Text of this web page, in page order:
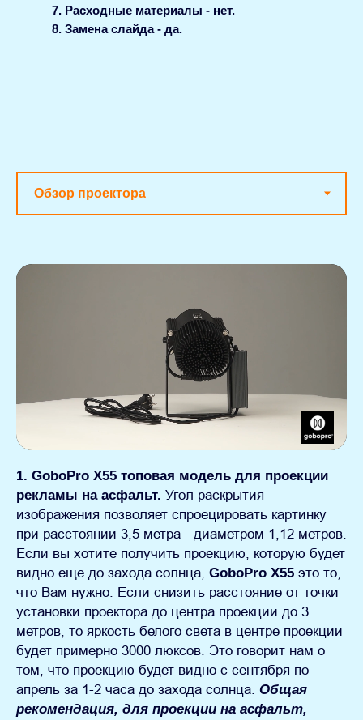
Расходные материалы - нет.
Замена слайда - да.
1. GoboPro Х55 топовая модель для проекции
рекламы на асфальт. Угол раскрытия
изображения позволяет спроецировать картинку
при расстоянии 3,5 метра - диаметром 1,12 метров.
Если вы хотите получить проекцию, которую будет
видно еще до захода солнца, GoboPro Х55 это то,
что Вам нужно. Если снизить расстояние от точки
установки проектора до центра проекции до 3
метров, то яркость белого света в центре проекции
будет примерно 3000 люксов. Это говорит нам о
том, что проекцию будет видно с сентября по
апрель за 1-2 часа до захода солнца. Общая
рекомендация, для проекции на асфальт,